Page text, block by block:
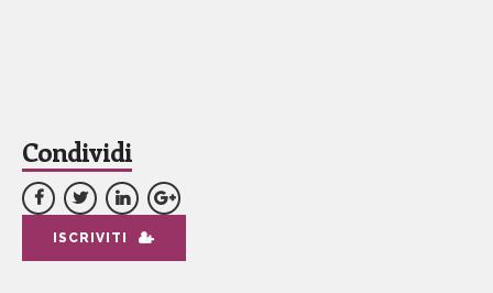
Condividi
ISCRIVITI